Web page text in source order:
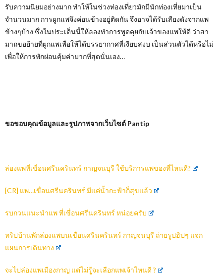
รับความนิยมอย่างมาก ทำให้ในช่วงท่องเที่ยวมักมีนักท่องเที่ยมาเป็น
จำนวนมาก การผูกแพจึงค่อนข้างอยู่ติดกัน จึงอาจได้รับเสียงดังจากแพ
ข้างๆบ้าง ซึ่งในประเด็นนี้ให้ลองทำการพูดคุยกับเจ้าของแพให้ดี ว่าสา
มาถขอย้ายที่ผูกแพเพื่อให้ได้บรรยากาศที่เงียบสงบ เป็นส่วนตัวได้หรือไม่
เพื่อให้การพักผ่อนคุ้มค่ามากที่สุดนั่นเอง…
ขอขอบคุณข้อมูลและรูปภาพจากเว็บไซต์ Pantip
ล่องแพที่เขื่อนศรีนครินทร์ กาญจนบุรี ใช้บริการแพของที่ไหนดี?
[CR] แพ…เขื่อนศรีนครินทร์ มีแค่น้ำกะฟ้าก็สุขแล้ว
รบกวนแนะนำแพ ที่เขื่อนศรีนครินทร์ หน่อยครับ
ทริปบ้านพักล่องแพบนเขื่อนศรีนครินทร์ กาญจนบุรี ถ่ายรูปฮิปๆ แจก
แผนการเดินทาง
จะไปล่องแพเมืองกาญ แต่ไม่รู้จะเลือกแพเจ้าไหนดี ?